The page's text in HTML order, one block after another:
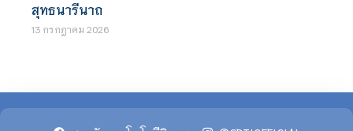
สุทธนารีนาถ
13 กรกฎาคม 2026